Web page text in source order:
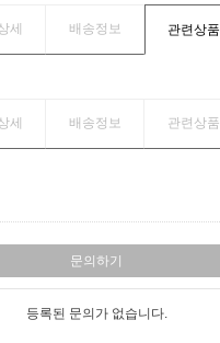
세 배송정보 관련상품
세 배송정보 관련상품
문의하기
등록된 문의가 없습니다.